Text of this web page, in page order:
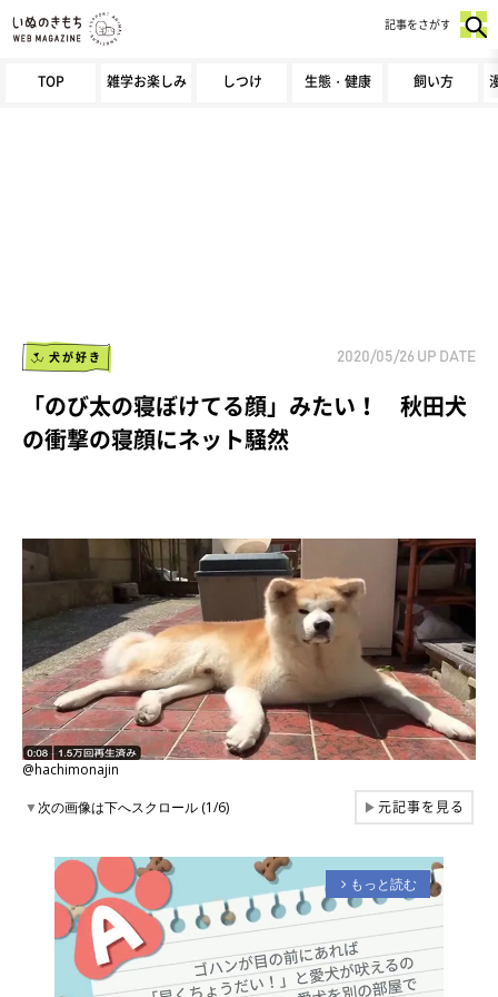
TOP 雑学お楽しみ しつけ 生態・健康 飼い方
記事をさがす
犬が好き 2020/05/26 UP DATE
「のび太の寝ぼけてる顔」みたい！ 秋田犬
の衝撃の寝顔にネット騒然
@hachimonajin
▼次の画像は下へスクロール (1/6) ▶元記事を見る
arrow_forward_ios もっと読む